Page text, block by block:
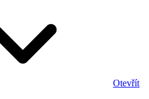
Otevřít